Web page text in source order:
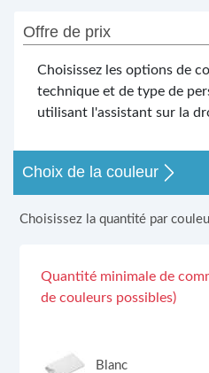
Offre de prix
Choisissez les options de
technique et de type de
utilisant l'assistant sur la
Choix de la couleur
Choisissez la quantité par
Quantité minimale de
de couleurs possibles)
Blanc